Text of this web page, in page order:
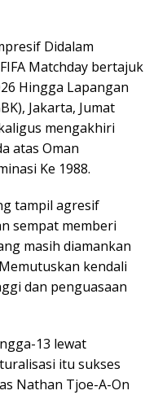
Didalam
Matchday bertajuk
Hingga Lapangan
Jakarta, Jumat
mengakhiri
atas Oman
Ke 1988.
tampil agresif
sempat memberi
masih diamankan
kendali
dan penguasaan
13 lewat
itu sukses
Nathan Tjoe-A-On